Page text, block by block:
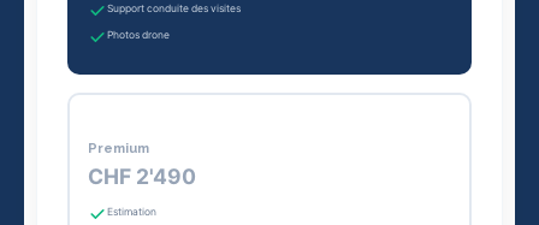
Support conduite des visites
Photos drone
Premium
CHF 2'490
Estimation